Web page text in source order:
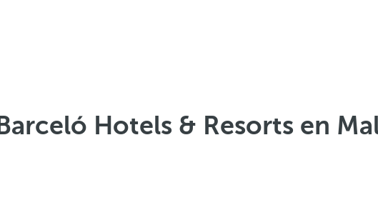
Barceló Hotels & Resorts en